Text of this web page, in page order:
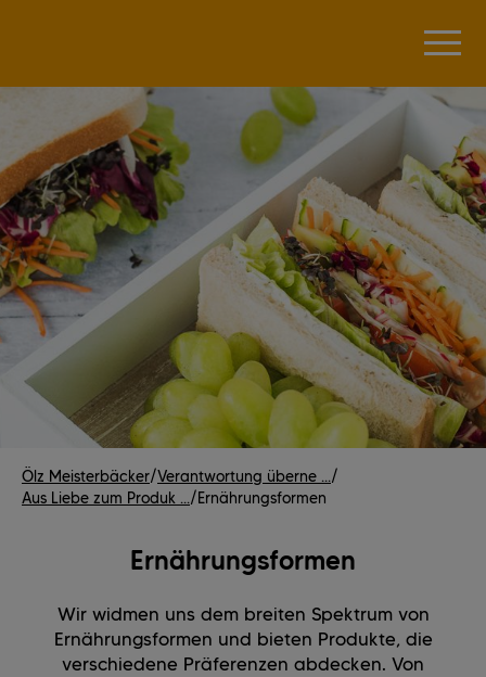
Ölz Meisterbäcker/Verantwortung überne .../
Aus Liebe zum Produk .../Ernährungsformen
Ernährungsformen
Wir widmen uns dem breiten Spektrum von
Ernährungsformen und bieten Produkte, die
verschiedene Präferenzen abdecken. Von